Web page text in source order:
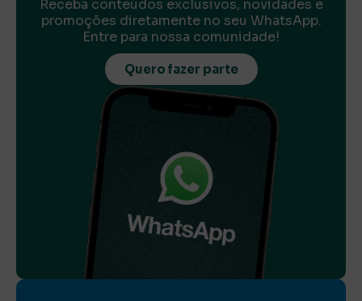
Receba conteúdos exclusivos, novidades e
promoções diretamente no seu WhatsApp.
Entre para nossa comunidade!
Quero fazer parte